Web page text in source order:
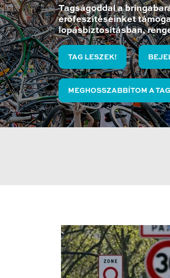
Tagságoddal a
erőfeszítéseinket
lopásbiztosításban,
TAG LESZEK!
MEGHOSSZABBÍTOM A